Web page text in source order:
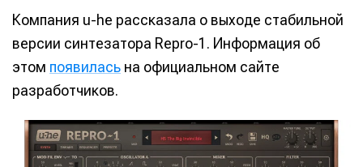
Компания u-he рассказала о выходе стабильной
версии синтезатора Repro-1. Информация об
этом появилась на официальном сайте
разработчиков.